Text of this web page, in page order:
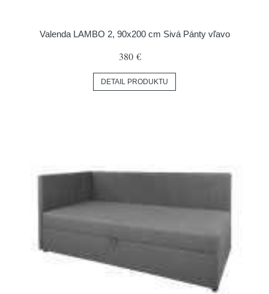
Valenda LAMBO 2, 90x200 cm Sivá Pánty vľavo
380 €
DETAIL PRODUKTU